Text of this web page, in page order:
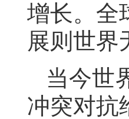
增长。全
展则世界
当今世
冲突对抗